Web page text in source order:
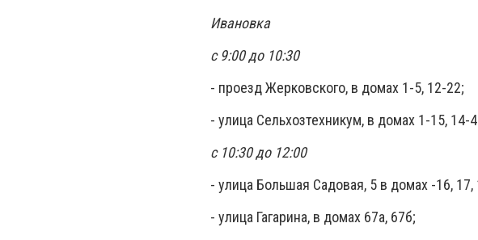
Ивановка
с 9:00 до 10:30
- проезд Жерковского, в домах 1-5, 12-22;
- улица Сельхозтехникум, в домах 1-15, 14-
с 10:30 до 12:00
- улица Большая Садовая, 5 в домах -16, 17,
- улица Гагарина, в домах 67а, 67б;